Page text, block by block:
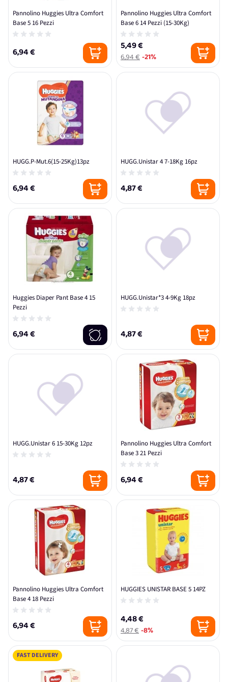
Pannolino Huggies Ultra Comfort
Base 5 16 Pezzi
6,94 €
Pannolino Huggies Ultra Comfort
Base 6 14 Pezzi (15-30Kg)
5,49 €
6,94 €-21%
HUGG.P-Mut.6(15-25Kg)13pz
6,94 €
HUGG.Unistar 4 7-18Kg 16pz
4,87 €
Huggies Diaper Pant Base 4 15
Pezzi
6,94 €
HUGG.Unistar*3 4-9Kg 18pz
4,87 €
HUGG.Unistar 6 15-30Kg 12pz
4,87 €
Pannolino Huggies Ultra Comfort
Base 3 21 Pezzi
6,94 €
Pannolino Huggies Ultra Comfort
Base 4 18 Pezzi
6,94 €
HUGGIES UNISTAR BASE 5 14PZ
4,48 €
4,87 €-8%
FAST DELIVERY